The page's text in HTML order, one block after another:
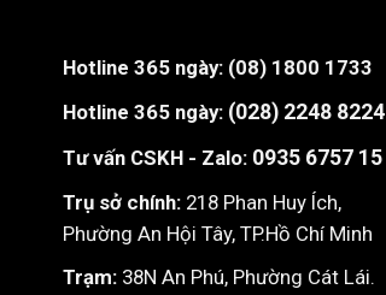
Hotline 365 ngày: (08) 1800 1733
Hotline 365 ngày: (028) 2248 8224
Tư vấn CSKH - Zalo: 0935 6757 15
Trụ sở chính: 218 Phan Huy Ích,
Phường An Hội Tây, TP.Hồ Chí Minh
Trạm: 38N An Phú, Phường Cát Lái.